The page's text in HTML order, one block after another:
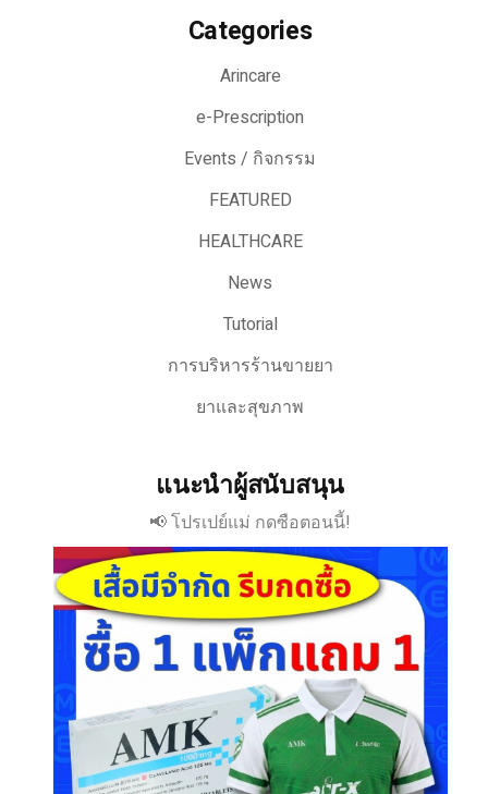
Categories
Arincare
e-Prescription
Events / กิจกรรม
FEATURED
HEALTHCARE
News
Tutorial
การบริหารร้านขายยา
ยาและสุขภาพ
แนะนำผู้สนับสนุน
📢 โปรเปย์แม่ กดซือตอนนี้!